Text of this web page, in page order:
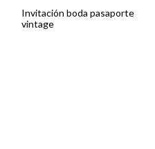
Invitación boda pasaporte
vintage